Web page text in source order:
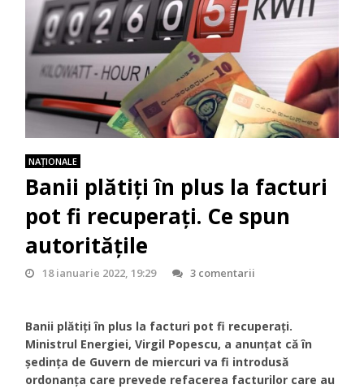
NAŢIONALE
Banii plătiți în plus la facturi
pot fi recuperați. Ce spun
autoritățile
18 ianuarie 2022, 19:29 3 comentarii
Banii plătiți în plus la facturi pot fi recuperați.
Ministrul Energiei, Virgil Popescu, a anunţat că în
şedinţa de Guvern de miercuri va fi introdusă
ordonanţa care prevede refacerea facturilor care au